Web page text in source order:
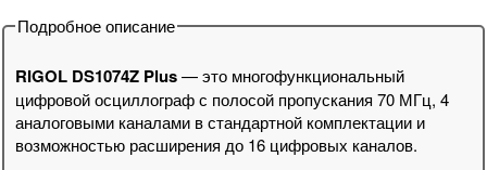
Подробное описание
RIGOL DS1074Z Plus— это многофункциональный
цифровой осциллограф с полосой пропускания 70 МГц, 4
аналоговыми каналами в стандартной комплектации и
возможностью расширения до 16 цифровых каналов.